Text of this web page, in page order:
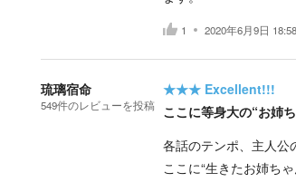
1 2020年6月9日 18:58
琉璃宿命
549件のレビューを投稿
★★★ Excellent!!!
ここに等身大の“お姉
各話のテンポ、主人公
ここに“生きたお姉ち